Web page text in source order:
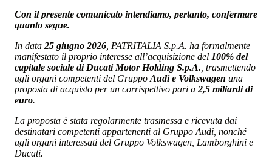
Con il presente comunicato intendiamo, pertanto, confermare
quanto segue.
In data 25 giugno 2026 , PATRITALIA S.p.A. ha formalmente
manifestato il proprio interesse all’acquisizione del 100% del
capitale sociale di Ducati Motor Holding S.p.A. , trasmettendo
agli organi competenti del Gruppo Audi e Volkswagen una
proposta di acquisto per un corrispettivo pari a 2,5 miliardi di
euro.
La proposta è stata regolarmente trasmessa e ricevuta dai
destinatari competenti appartenenti al Gruppo Audi, nonché
agli organi interessati del Gruppo Volkswagen, Lamborghini e
Ducati.